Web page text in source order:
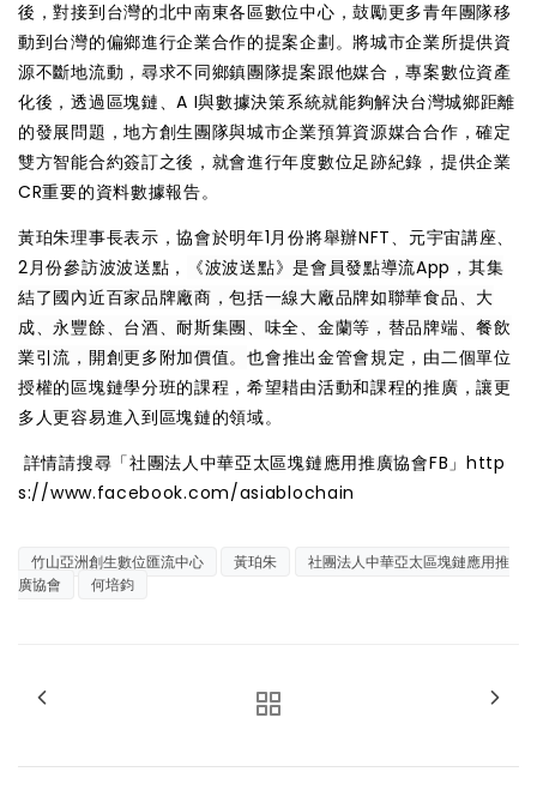
後，對接到台灣的北中南東各區數位中心，鼓勵更多青年團隊移
動到台灣的偏鄉進行企業合作的提案企劃。將城市企業所提供資
源不斷地流動，尋求不同鄉鎮團隊提案跟他媒合，專案數位資產
化後，透過區塊鏈、A I與數據決策系統就能夠解決台灣城鄉距離
的發展問題，地方創生團隊與城市企業預算資源媒合合作，確定
雙方智能合約簽訂之後，就會進行年度數位足跡紀錄，提供企業
CR重要的資料數據報告。
黃珀朱理事長表示，協會於明年1月份將舉辦NFT、元宇宙講座、
2月份參訪波波送點，
《波波送點》是會員發點導流App，其集
結了國內近百家品牌廠商，包括一線大廠品牌如聯華食品、大
成、永豐餘、台酒、耐斯集團、味全、金蘭等，替品牌端、餐飲
業引流，開創更多附加價值。也會推出金管會規定，由二個單位
授權的區塊鏈學分班的課程，希望耤由活動和課程的推廣，讓更
多人更容易進入到區塊鏈的領域。
詳情請搜尋「社團法人中華亞太區塊鏈應用推廣協會FB」 http
s://www.facebook.com/asiablochain
竹山亞洲創生數位匯流中心 黃珀朱
社團法人中華亞太區塊鏈應用推
廣協會
何培鈞